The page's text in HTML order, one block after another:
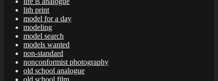
lith print
model for a day
modeling
model search
models wanted
non-standard
nonconformist photography
old school analogue
old school film